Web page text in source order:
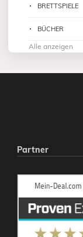
BRETTSPIELE
BÜCHER
Alle anzeigen
Partner